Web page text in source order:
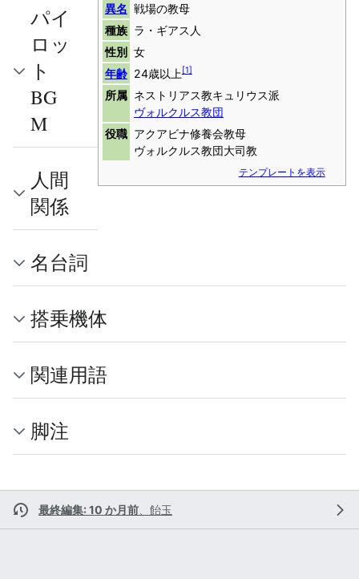
異名 戦場の教母
種族 ラ・ギアス人
性別 女
年齢 24歳以上[1]
所属 ネストリアス教キュリウス派
ヴォルクルス教団
役職 アクアビナ修養会教母
ヴォルクルス教団大司教
テンプレートを表示
パイ
ロッ
ト
BG
M
人間
関係
名台詞
搭乗機体
関連用語
脚注
最終編集: 10 か月前 飴玉